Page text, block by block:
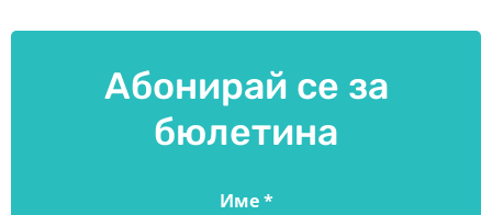
Абонирай се за
бюлетина
Име*